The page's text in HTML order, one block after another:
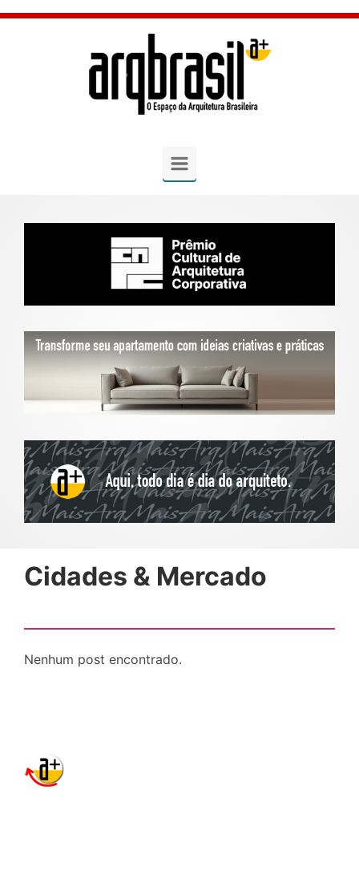
Skip to main content
Cidades & Mercado
Nenhum post encontrado.